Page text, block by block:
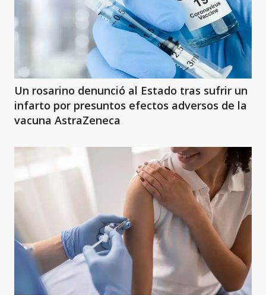
Un rosarino denunció al Estado tras sufrir un
infarto por presuntos efectos adversos de la
vacuna AstraZeneca